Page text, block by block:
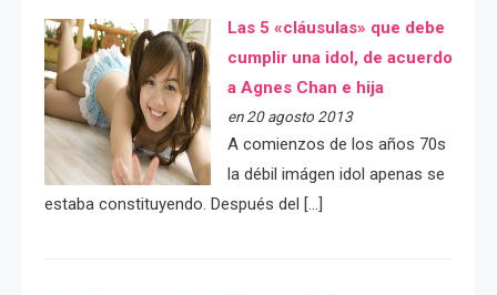
Las 5 «cláusulas» que debe
cumplir una idol, de acuerdo
a Agnes Chan e hija
en 20 agosto 2013
A comienzos de los años 70s
la débil imágen idol apenas se
estaba constituyendo. Después del […]